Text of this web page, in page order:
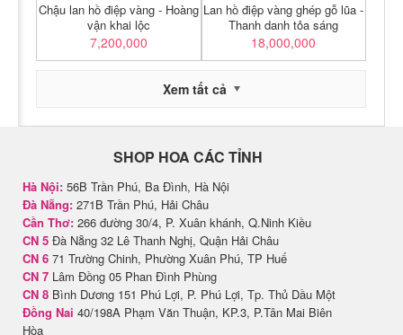
Chậu lan hồ điệp vàng - Hoàng
vận khai lộc
7,200,000
Lan hồ điệp vàng ghép gỗ lũa -
Thanh danh tỏa sáng
18,000,000
Xem tất cả
SHOP HOA CÁC TỈNH
Hà Nội: 56B Trần Phú, Ba Đình, Hà Nội
Đà Nẵng: 271B Trần Phú, Hải Châu
Cần Thơ: 266 đường 30/4, P. Xuân khánh, Q.Ninh Kiều
CN 5 Đà Nẵng 32 Lê Thanh Nghị, Quận Hải Châu
CN 6 71 Trường Chinh, Phường Xuân Phú, TP Huế
CN 7 Lâm Đồng 05 Phan Đình Phùng
CN 8 Bình Dương 151 Phú Lợi, P. Phú Lợi, Tp. Thủ Dầu Một
Đồng Nai 40/198A Phạm Văn Thuận, KP.3, P.Tân Mai Biên
Hòa